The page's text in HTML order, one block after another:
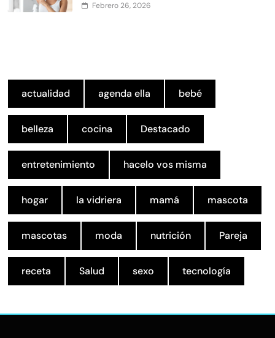
Febrero 26, 2026
actualidad agenda ella bebé
belleza cocina Destacado
entretenimiento hacelo vos misma
hogar la vidriera mamá mascota
mascotas moda nutrición Pareja
receta Salud sexo tecnología